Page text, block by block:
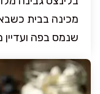
מכינה בבית
שנמס בפה ועדיין